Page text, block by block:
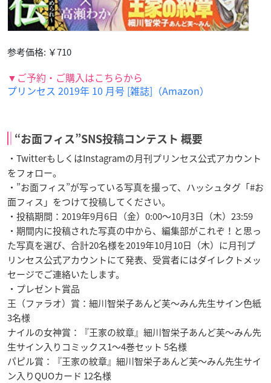
参考価格: ￥710
▼ご予約・ご購入はこちらから
プリンセス 2019年 10 月号 [雑誌]（Amazon）
“お面フィス”SNS投稿コンテスト 概要
・TwitterもしくはInstagramの月刊プリンセス公式アカウント
をフォロー。
・”お面フィス”が写っている写真を撮って、ハッシュタグ「#お
面フィス」をつけて投稿してください。
・投稿期間：2019年9月6日（金）0:00～10月3日（木）23:59
・期間内に投稿された写真の中から、編集部がこれぞ！と思っ
た写真を選び、合計20名様を2019年10月10日（木）に月刊プ
リンセス公式アカウントにて発表、受賞者にはダイレクトメッ
セージでご連絡いたします。
・プレゼント賞品
王（ファラオ）賞：細川智栄子あんど芙～みん先生サイン色紙
3名様
ナイルの女神賞：『王家の紋章』細川智栄子あんど芙～みん先
生サイン入りコミックス1～4巻セット 5名様
パピル賞：『王家の紋章』細川智栄子あんど芙～みん先生サイ
ン入りQUOカード 12名様